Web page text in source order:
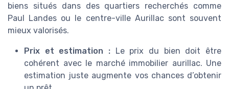
biens situés dans des quartiers recherchés comme
Paul Landes ou le centre-ville Aurillac sont souvent
mieux valorisés.
Prix et estimation : Le prix du bien doit être
cohérent avec le marché immobilier aurillac. Une
estimation juste augmente vos chances d’obtenir